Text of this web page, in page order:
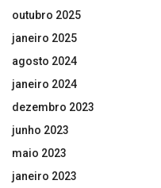
outubro 2025
janeiro 2025
agosto 2024
janeiro 2024
dezembro 2023
junho 2023
maio 2023
janeiro 2023